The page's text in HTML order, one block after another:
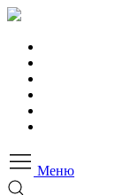
Меню